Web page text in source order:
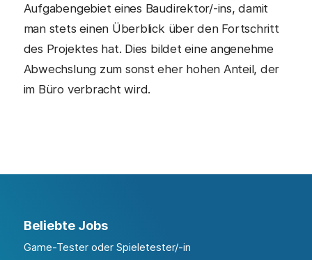
Aufgabengebiet eines Baudirektor/-ins, damit
man stets einen Überblick über den Fortschritt
des Projektes hat. Dies bildet eine angenehme
Abwechslung zum sonst eher hohen Anteil, der
im Büro verbracht wird.
Beliebte Jobs
Game-Tester oder Spieletester/-in